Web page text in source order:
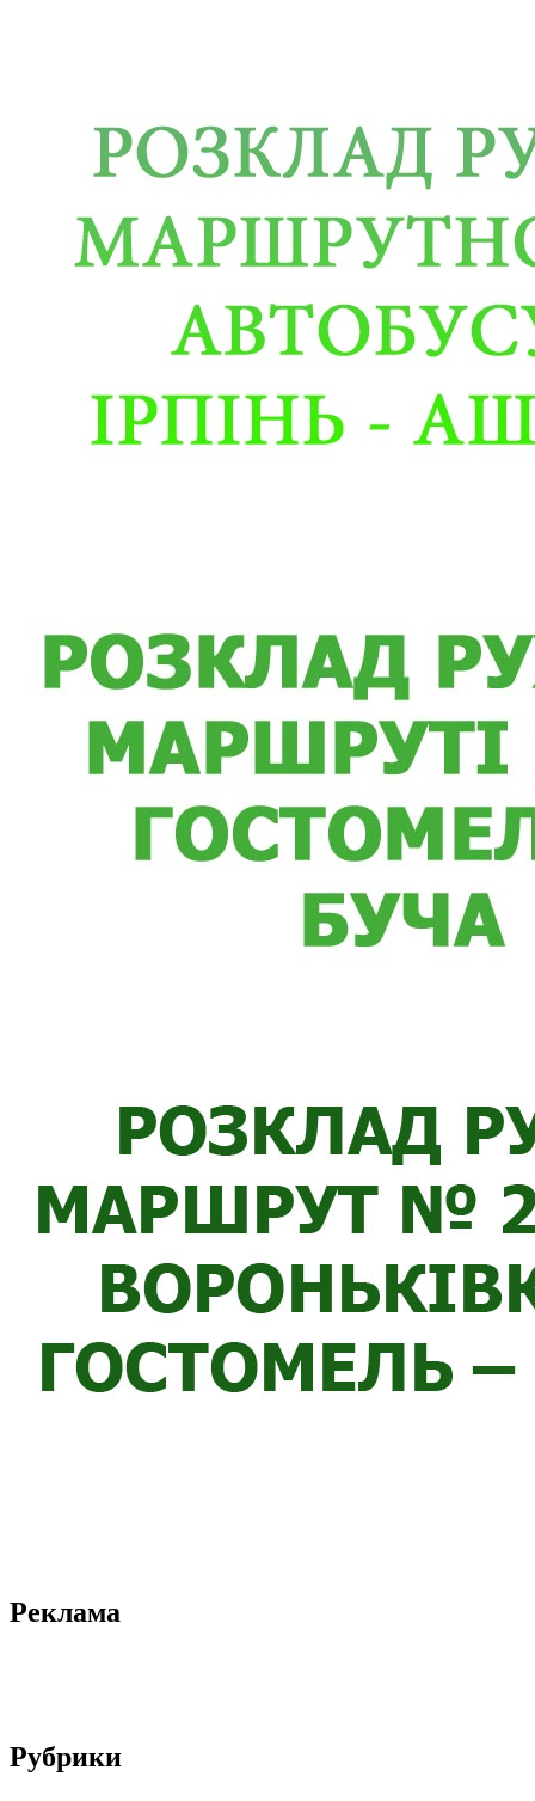
Реклама
Рубрики